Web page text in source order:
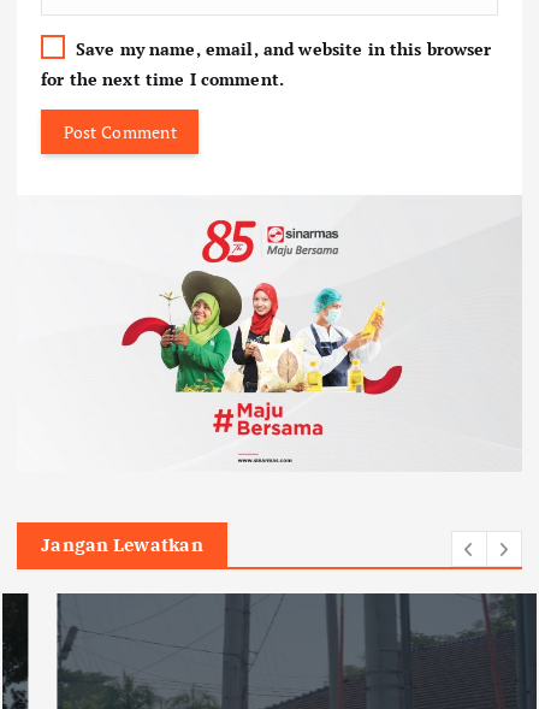
Save my name, email, and website in this browser
for the next time I comment.
Jangan Lewatkan